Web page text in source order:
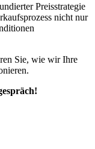
Preisstrategie
nicht nur
Sie, wie wir Ihre